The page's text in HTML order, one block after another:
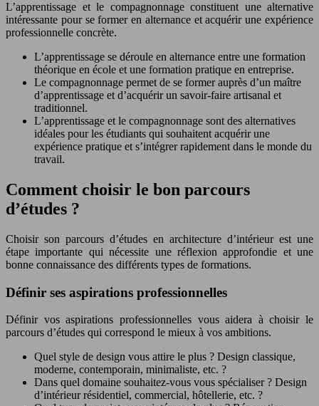
L’apprentissage et le compagnonnage constituent une alternative
intéressante pour se former en alternance et acquérir une expérience
professionnelle concrète.
L’apprentissage se déroule en alternance entre une formation
théorique en école et une formation pratique en entreprise.
Le compagnonnage permet de se former auprès d’un maître
d’apprentissage et d’acquérir un savoir-faire artisanal et
traditionnel.
L’apprentissage et le compagnonnage sont des alternatives
idéales pour les étudiants qui souhaitent acquérir une
expérience pratique et s’intégrer rapidement dans le monde du
travail.
Comment choisir le bon parcours
d’études ?
Choisir son parcours d’études en architecture d’intérieur est une
étape importante qui nécessite une réflexion approfondie et une
bonne connaissance des différents types de formations.
Définir ses aspirations professionnelles
Définir vos aspirations professionnelles vous aidera à choisir le
parcours d’études qui correspond le mieux à vos ambitions.
Quel style de design vous attire le plus ? Design classique,
moderne, contemporain, minimaliste, etc. ?
Dans quel domaine souhaitez-vous vous spécialiser ? Design
d’intérieur résidentiel, commercial, hôtellerie, etc. ?